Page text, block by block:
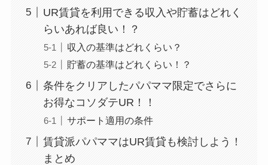
UR賃貸を利用できる収入や貯蓄はどれく
らいあれば良い！？
収入の基準はどれくらい？
貯蓄の基準はどれくらい！？
条件をクリアしたパパママ限定でさらに
お得なコソダテUR！！
サポート適用の条件
賃貸派パパママはUR賃貸も検討しよう！
まとめ